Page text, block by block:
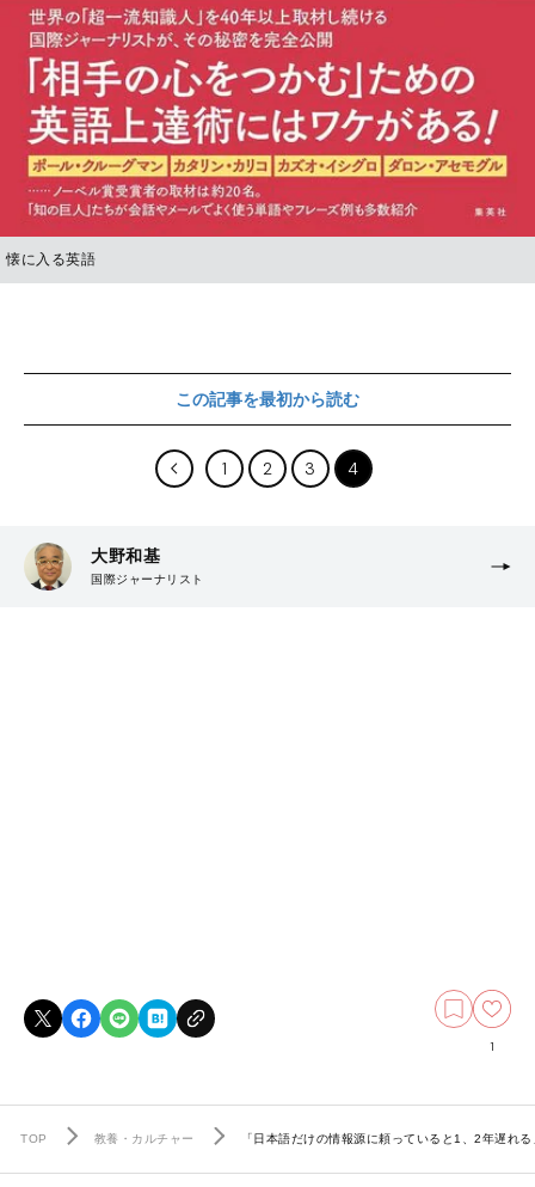
懐に入る英語
この記事を最初から読む
1 2 3 4
大野和基
国際ジャーナリスト
1
TOP 教養・カルチャー 「日本語だけの情報源に頼っていると1、2年遅れ